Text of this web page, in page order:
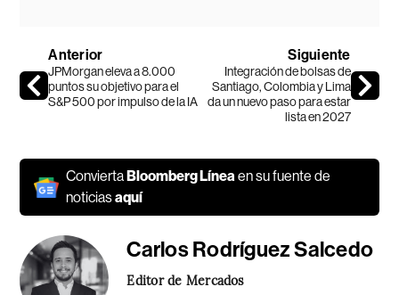
Anterior
JPMorgan eleva a 8.000
puntos su objetivo para el
S&P 500 por impulso de la IA
Siguiente
Integración de bolsas de
Santiago, Colombia y Lima
da un nuevo paso para estar
lista en 2027
Convierta Bloomberg Líneaen su fuente de
noticiasaquí
Carlos Rodríguez Salcedo
Editor de Mercados